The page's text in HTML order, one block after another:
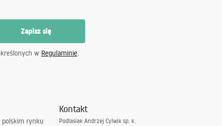
Zapisz się
w Regulaminie.
polskim rynku
Kontakt
Podlasiak Andrzej Cylwik sp. k.